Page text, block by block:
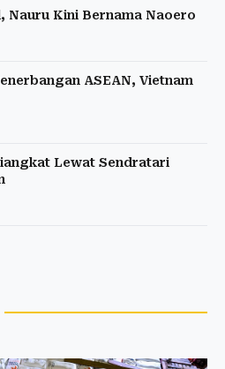
Nauru Kini Bernama Naoero
ASEAN, Vietnam
Lewat Sendratari